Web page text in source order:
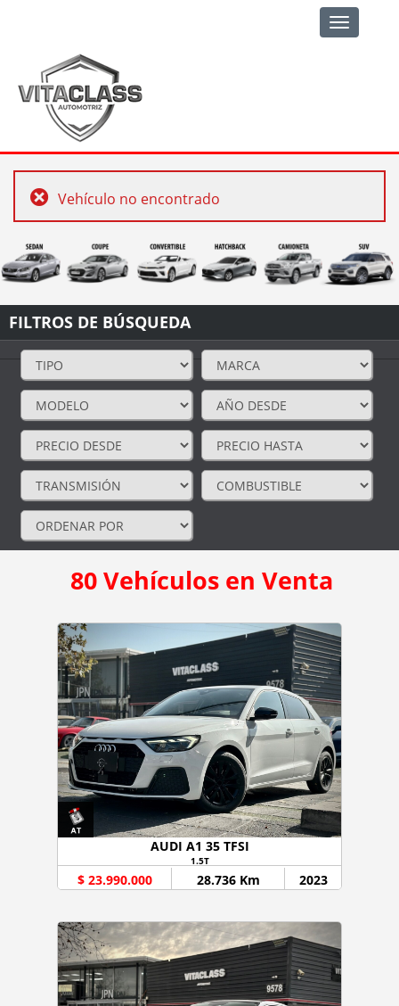
Toggle
navigation
Vehículo no encontrado
FILTROS DE BÚSQUEDA
80Vehículos en Venta
AUDI A1 35 TFSI
1.5T
$ 23.990.000 28.736 Km 2023